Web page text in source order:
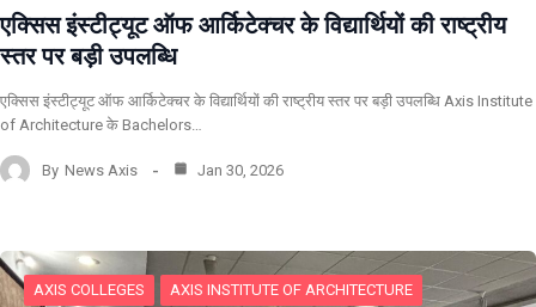
एक्सिस इंस्टीट्यूट ऑफ आर्किटेक्चर के विद्यार्थियों की राष्ट्रीय
स्तर पर बड़ी उपलब्धि
एक्सिस इंस्टीट्यूट ऑफ आर्किटेक्चर के विद्यार्थियों की राष्ट्रीय स्तर पर बड़ी उपलब्धि Axis Institute
of Architecture के Bachelors…
By News Axis Jan 30, 2026
AXIS COLLEGES AXIS INSTITUTE OF ARCHITECTURE